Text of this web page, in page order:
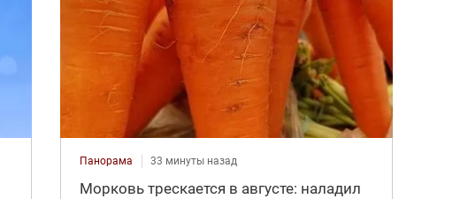
Панорама 33 минуты назад
Морковь трескается в августе: наладил